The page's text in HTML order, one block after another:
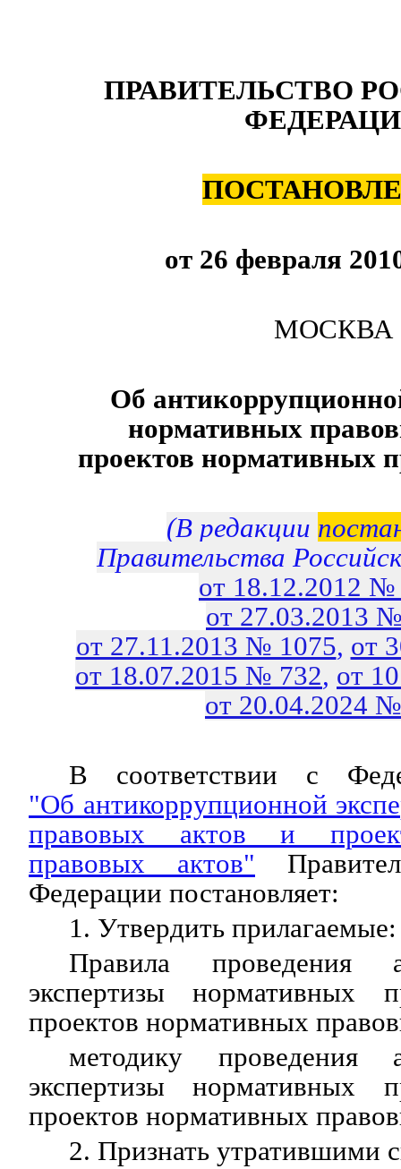
ПРАВИТЕЛЬСТВО
от 26 февраля
МОСКВА
Об
нормативных
проектов нормативных
(В редакции
Правительства
от 18.12.2012 №
от 27.03.2013
от 27.11.2013 № 1075, от
от 18.07.2015 № 732, от
от 20.04.2024
В соответствии с
"Об антикоррупционной
правовых актов и
правовых актов"
Федерации постановляет:
1. Утвердить прилагаемые:
Правила проведения
экспертизы нормативных
проектов нормативных
методику проведения
экспертизы нормативных
проектов нормативных
2. Признать утратившими